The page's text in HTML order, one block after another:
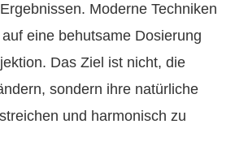
Moderne Techniken
eine behutsame Dosierung
Das Ziel ist nicht, die
sondern ihre natürliche
und harmonisch zu